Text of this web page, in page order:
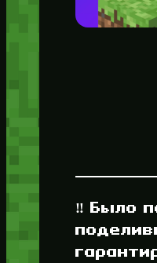
‼️ Было